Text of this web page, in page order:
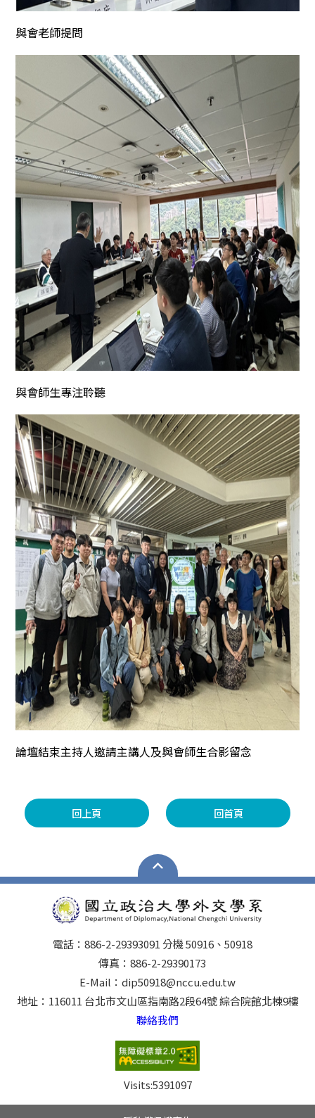
與會老師提問
與會師生專注聆聽
論壇結束主持人邀請主講人及與會師生合影留念
回上頁 回首頁
電話：886-2-29393091 分機 50916、50918
傳真：886-2-29390173
E-Mail：dip50918@nccu.edu.tw
地址：116011 台北市文山區指南路2段64號 綜合院館北棟9樓
聯絡我們
Visits:5391097